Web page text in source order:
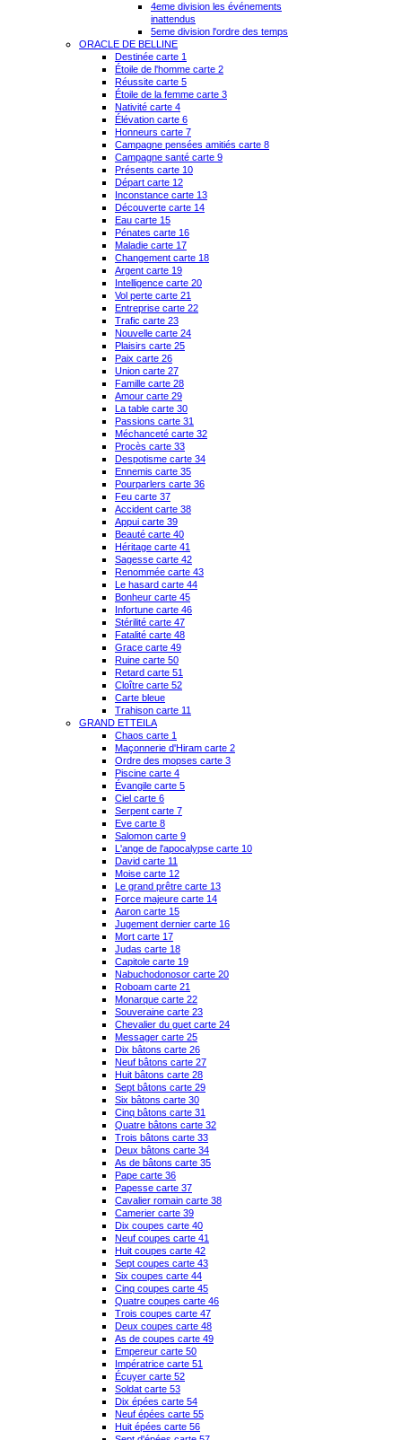
4eme division les événements
inattendus
5eme division l'ordre des temps
ORACLE DE BELLINE
Destinée carte 1
Étoile de l'homme carte 2
Réussite carte 5
Étoile de la femme carte 3
Nativité carte 4
Élévation carte 6
Honneurs carte 7
Campagne pensées amitiés carte 8
Campagne santé carte 9
Présents carte 10
Départ carte 12
Inconstance carte 13
Découverte carte 14
Eau carte 15
Pénates carte 16
Maladie carte 17
Changement carte 18
Argent carte 19
Intelligence carte 20
Vol perte carte 21
Entreprise carte 22
Trafic carte 23
Nouvelle carte 24
Plaisirs carte 25
Paix carte 26
Union carte 27
Famille carte 28
Amour carte 29
La table carte 30
Passions carte 31
Méchanceté carte 32
Procès carte 33
Despotisme carte 34
Ennemis carte 35
Pourparlers carte 36
Feu carte 37
Accident carte 38
Appui carte 39
Beauté carte 40
Héritage carte 41
Sagesse carte 42
Renommée carte 43
Le hasard carte 44
Bonheur carte 45
Infortune carte 46
Stérilité carte 47
Fatalité carte 48
Grace carte 49
Ruine carte 50
Retard carte 51
Cloître carte 52
Carte bleue
Trahison carte 11
GRAND ETTEILA
Chaos carte 1
Maçonnerie d'Hiram carte 2
Ordre des mopses carte 3
Piscine carte 4
Évangile carte 5
Ciel carte 6
Serpent carte 7
Eve carte 8
Salomon carte 9
L'ange de l'apocalypse carte 10
David carte 11
Moise carte 12
Le grand prêtre carte 13
Force majeure carte 14
Aaron carte 15
Jugement dernier carte 16
Mort carte 17
Judas carte 18
Capitole carte 19
Nabuchodonosor carte 20
Roboam carte 21
Monarque carte 22
Souveraine carte 23
Chevalier du guet carte 24
Messager carte 25
Dix bâtons carte 26
Neuf bâtons carte 27
Huit bâtons carte 28
Sept bâtons carte 29
Six bâtons carte 30
Cinq bâtons carte 31
Quatre bâtons carte 32
Trois bâtons carte 33
Deux bâtons carte 34
As de bâtons carte 35
Pape carte 36
Papesse carte 37
Cavalier romain carte 38
Camerier carte 39
Dix coupes carte 40
Neuf coupes carte 41
Huit coupes carte 42
Sept coupes carte 43
Six coupes carte 44
Cinq coupes carte 45
Quatre coupes carte 46
Trois coupes carte 47
Deux coupes carte 48
As de coupes carte 49
Empereur carte 50
Impératrice carte 51
Écuyer carte 52
Soldat carte 53
Dix épées carte 54
Neuf épées carte 55
Huit épées carte 56